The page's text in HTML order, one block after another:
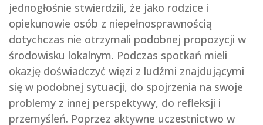
jednogłośnie stwierdzili, że jako rodzice i
opiekunowie osób z niepełnosprawnością
dotychczas nie otrzymali podobnej propozycji w
środowisku lokalnym. Podczas spotkań mieli
okazję doświadczyć więzi z ludźmi znajdującymi
się w podobnej sytuacji, do spojrzenia na swoje
problemy z innej perspektywy, do refleksji i
przemyśleń. Poprzez aktywne uczestnictwo w